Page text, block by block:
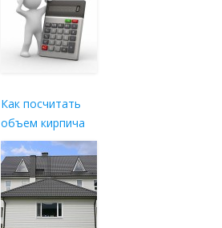
Как посчитать
объем кирпича